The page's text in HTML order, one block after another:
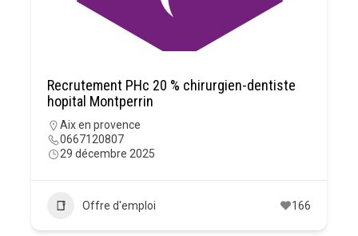
Recrutement PHc 20 % chirurgien-dentiste
hopital Montperrin
Aix en provence
0667120807
29 décembre 2025
Offre d'emploi 166